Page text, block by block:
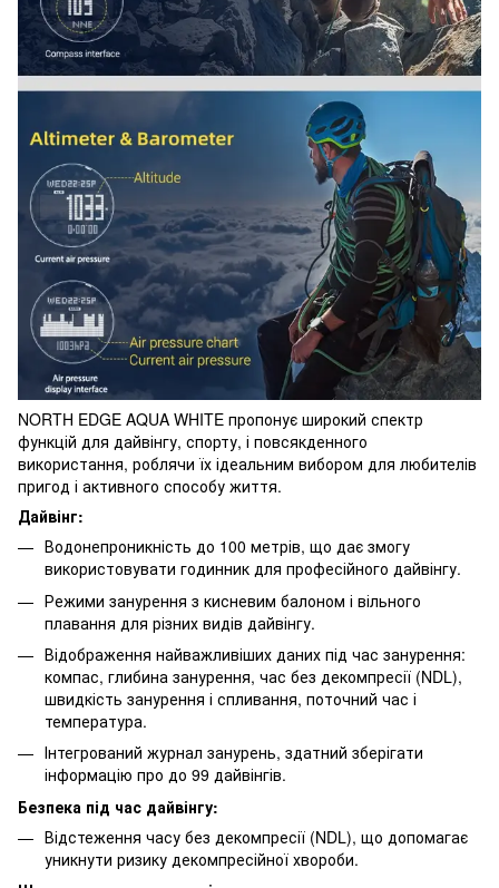
NORTH EDGE AQUA WHITE пропонує широкий спектр
функцій для дайвінгу, спорту, і повсякденного
використання, роблячи їх ідеальним вибором для любителів
пригод і активного способу життя.
Дайвінг:
Водонепроникність до 100 метрів, що дає змогу
використовувати годинник для професійного дайвінгу.
Режими занурення з кисневим балоном і вільного
плавання для різних видів дайвінгу.
Відображення найважливіших даних під час занурення:
компас, глибина занурення, час без декомпресії (NDL),
швидкість занурення і спливання, поточний час і
температура.
Інтегрований журнал занурень, здатний зберігати
інформацію про до 99 дайвінгів.
Безпека під час дайвінгу:
Відстеження часу без декомпресії (NDL), що допомагає
уникнути ризику декомпресійної хвороби.